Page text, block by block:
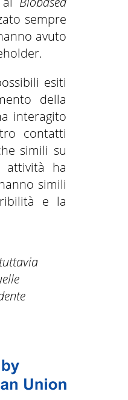
sempre
avuto
esiti
della
interagito
contatti
simili su
attività ha
simili
e la